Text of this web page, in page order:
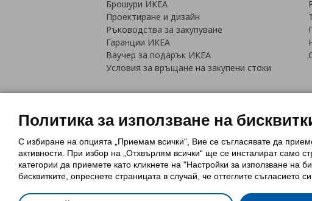
Брошури ИКЕА
Проектиране и дизайн
Ръководства за закупуване
Гаранции ИКЕА
Ваучер за подарък ИКЕА
Условия за връщане на закупени стоки
Политика за използване на бисквитки
Обща политика за личните данни
Политика
Политика за защита на лични данни на
Политика за използване на
С избиране на опцията „Приемам всички“, Вие се съгласявате да
активности. При избор на „Отхвърлям всички“ ще се инсталират само
категории да приемете като кликнете на "Настройки за използване на
бисквитките, опреснете страницата в случай, че оттеглите съгласието